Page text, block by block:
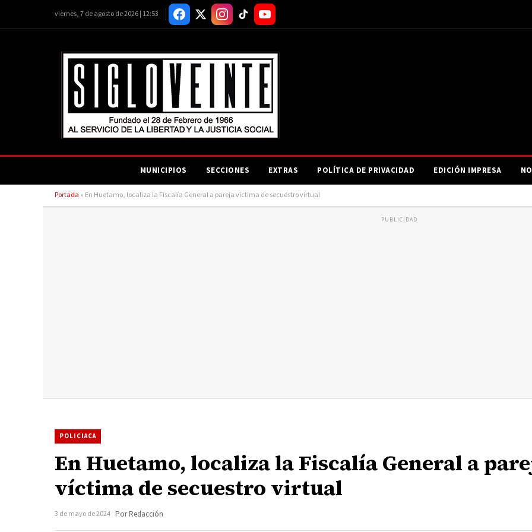
viernes, 7 de agosto de 2026 | 12:53
MUNICIPIOS SECCIONES EXTRAS POLÍTICA DE PRIVACIDAD EDICIÓN IMPRESA
Portada » En Huetamo, localiza la Fiscalía General a pareja víctima de secuestro virtual
PUBLICIDAD
POLICIACA
En Huetamo, localiza la Fiscalía General a
víctima de secuestro virtual
3 de mayo de 2024 Por Redacción